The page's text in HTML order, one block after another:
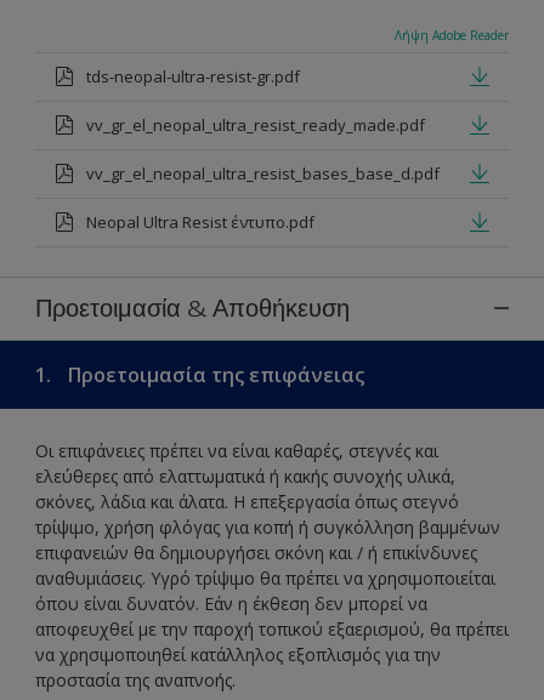
Λήψη Adobe Reader
tds-neopal-ultra-resist-gr.pdf
vv_gr_el_neopal_ultra_resist_ready_made.pdf
vv_gr_el_neopal_ultra_resist_bases_base_d.pdf
Neopal Ultra Resist έντυπο.pdf
Προετοιμασία & Αποθήκευση
1. Προετοιμασία της επιφάνειας
Οι επιφάνειες πρέπει να είναι καθαρές, στεγνές και
ελεύθερες από ελαττωματικά ή κακής συνοχής υλικά,
σκόνες, λάδια και άλατα. Η επεξεργασία όπως στεγνό
τρίψιμο, χρήση φλόγας για κοπή ή συγκόλληση βαμμένων
επιφανειών θα δημιουργήσει σκόνη και / ή επικίνδυνες
αναθυμιάσεις. Υγρό τρίψιμο θα πρέπει να χρησιμοποιείται
όπου είναι δυνατόν. Εάν η έκθεση δεν μπορεί να
αποφευχθεί με την παροχή τοπικού εξαερισμού, θα πρέπει
να χρησιμοποιηθεί κατάλληλος εξοπλισμός για την
προστασία της αναπνοής.